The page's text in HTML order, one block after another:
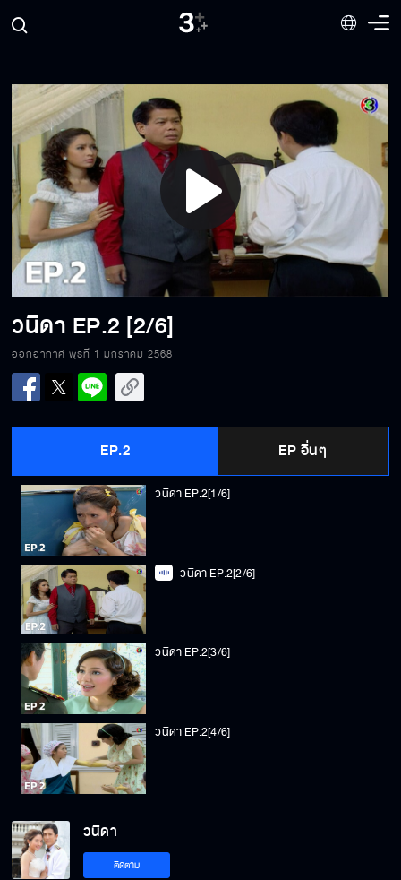
Play
Video
วนิดา EP.2 [2/6]
ออกอากาศ พุธที่ 1 มกราคม 2568
EP.2 EP อื่นๆ
วนิดา EP.2[1/6]
วนิดา EP.2[2/6]
วนิดา EP.2[3/6]
วนิดา EP.2[4/6]
วนิดา
ติดตาม